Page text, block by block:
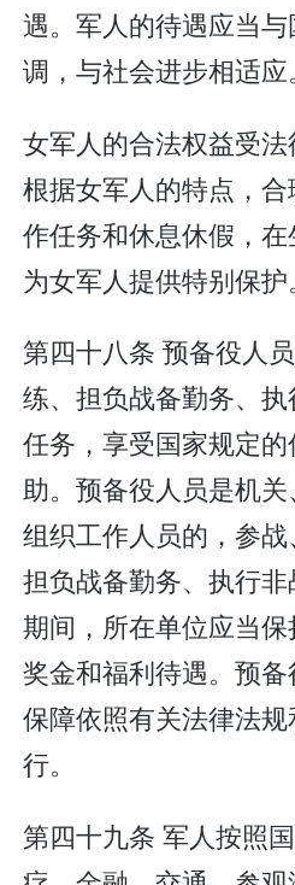
遇。军人的待遇应当
调，与社会进步相适应。
女军人的合法权益受
根据女军人的特点，
作任务和休息休假，
为女军人提供特别保护。
第四十八条 预备役人
练、担负战备勤务、
任务，享受国家规定
助。预备役人员是机
组织工作人员的，参战
担负战备勤务、执行
期间，所在单位应当保
奖金和福利待遇。预
保障依照有关法律法
行。
第四十九条 军人按照